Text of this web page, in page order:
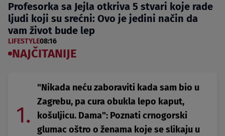
Profesorka sa Jejla otkriva 5 stvari koje rade
ljudi koji su srećni: Ovo je jedini način da
vam život bude lep
LIFESTYLE08:16
NAJČITANIJE
1.
"Nikada neću zaboraviti kada sam bio u
Zagrebu, pa cura obukla lepo kaput,
košuljicu. Dama": Poznati crnogorski
glumac oštro o ženama koje se slikaju u